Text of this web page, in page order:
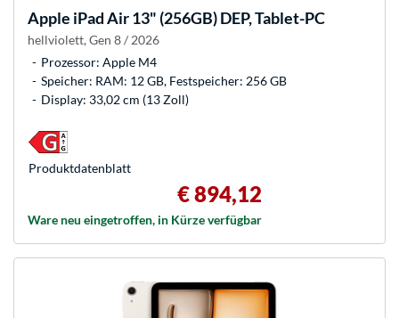
Apple iPad Air 13" (256GB) DEP, Tablet-PC
hellviolett, Gen 8 / 2026
Prozessor: Apple M4
Speicher: RAM: 12 GB, Festspeicher: 256 GB
Display: 33,02 cm (13 Zoll)
€ 894,12
Ware neu eingetroffen, in Kürze verfügbar
Produkt­datenblatt